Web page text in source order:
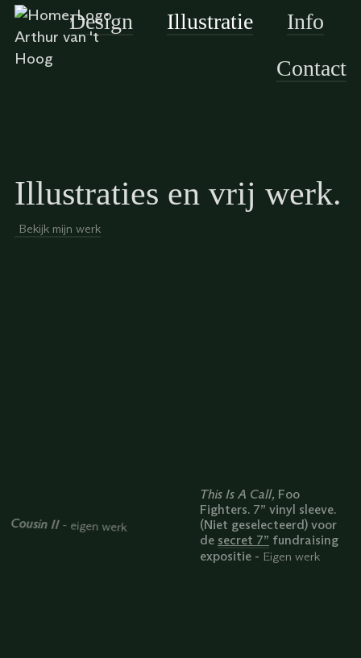
Design Illustratie
Info
Contact
Illustraties en vrij werk.
Bekijk mijn werk
Cousin II - eigen werk
This Is A Call, Foo
Fighters. 7” vinyl sleeve.
(Niet geselecteerd) voor
de secret 7” fundraising
expositie- Eigen werk